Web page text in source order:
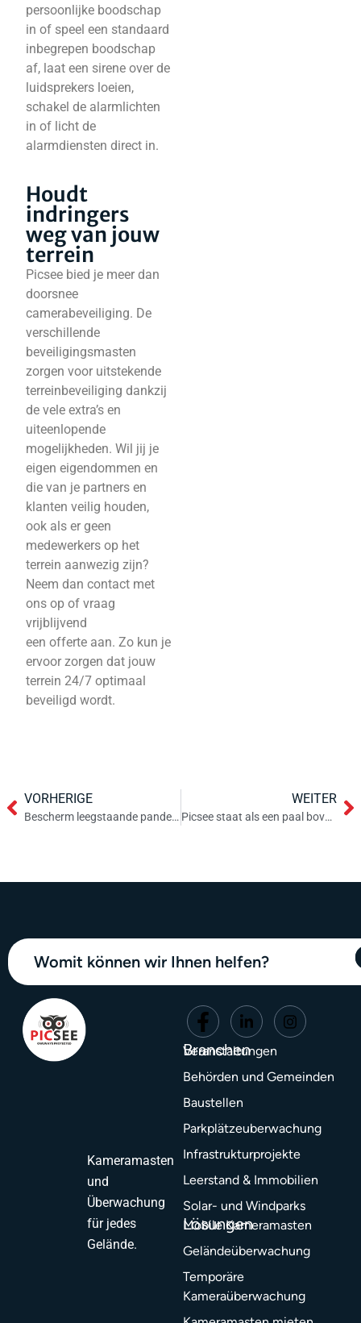
persoonlijke boodschap
in of speel een standaard
inbegrepen boodschap
af, laat een sirene over de
luidsprekers loeien,
schakel de alarmlichten
in of licht de
alarmdiensten direct in.
Houdt
indringers
weg van jouw
terrein
Picsee bied je meer dan
doorsnee
camerabeveiliging. De
verschillende
beveiligingsmasten
zorgen voor uitstekende
terreinbeveiliging dankzij
de vele extra’s en
uiteenlopende
mogelijkheden. Wil jij je
eigen eigendommen en
die van je partners en
klanten veilig houden,
ook als er geen
medewerkers op het
terrein aanwezig zijn?
Neem dan contact met
ons op of vraag
vrijblijvend
een offerte aan. Zo kun je
ervoor zorgen dat jouw
terrein 24/7 optimaal
beveiligd wordt.
VORHERIGE
Bescherm leegstaande panden tegen inbraak, vandalisme en krakers
WEITER
Picsee staat als een paal boven water dankzij Axis
Womit können wir Ihnen helfen?
Kameramasten
und
Überwachung
für jedes
Gelände.
Branchen
Veranstaltungen
Behörden und Gemeinden
Baustellen
Parkplätzeuberwachung
Infrastrukturprojekte
Leerstand & Immobilien
Solar- und Windparks
Lösungen
Mobile Kameramasten
Geländeüberwachung
Temporäre
Kameraüberwachung